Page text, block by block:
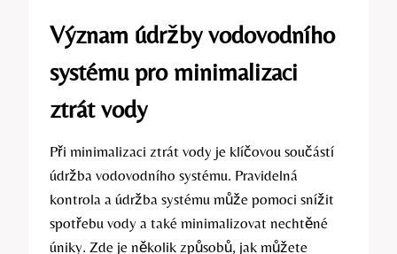
Význam údržby vodovodního
systému pro minimalizaci
ztrát vody
Při minimalizaci ztrát vody je klíčovou součástí
údržba vodovodního systému. Pravidelná
kontrola a údržba systému může pomoci snížit
spotřebu vody a také minimalizovat nechtěné
úniky. Zde je několik způsobů, jak můžete